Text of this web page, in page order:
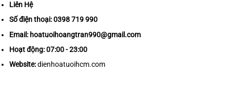
Liên Hệ
Số điện thoại:0398 719 990
Email: hoatuoihoangtran990@gmail.com
Hoạt động: 07:00 - 23:00
Website: dienhoatuoihcm.com